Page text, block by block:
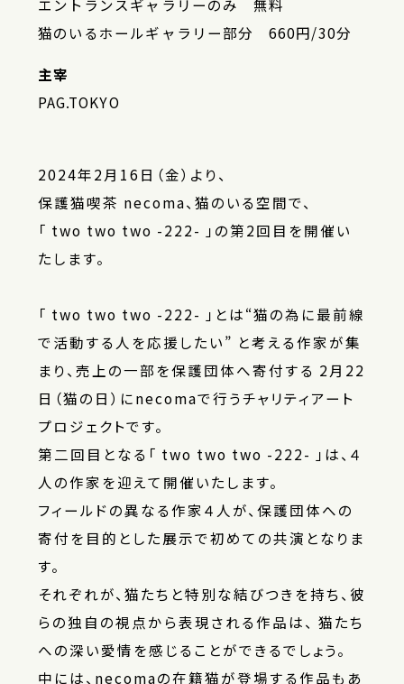
エントランスギャラリーのみ 無料
猫のいるホールギャラリー部分 660円/30分
主宰
PAG.TOKYO
2024年2月16日（金）より、
保護猫喫茶 necoma、猫のいる空間で、
「 two two two -222- 」の第2回目を開催い
たします。
「 two two two -222- 」とは“猫の為に最前線
で活動する人を応援したい” と考える作家が集
まり、売上の一部を保護団体へ寄付する 2月22
日（猫の日）にnecomaで行うチャリティアート
プロジェクトです。
第二回目となる「 two two two -222- 」は、４
人の作家を迎えて開催いたします。
フィールドの異なる作家４人が、 保護団体への
寄付を目的とした展示で初めての共演となりま
す。
それぞれが、猫たちと特別な結びつきを持ち、彼
らの独自の視点から表現される作品は、 猫たち
への深い愛情を感じることができるでしょう。
中には、necomaの在籍猫が登場する作品もあ